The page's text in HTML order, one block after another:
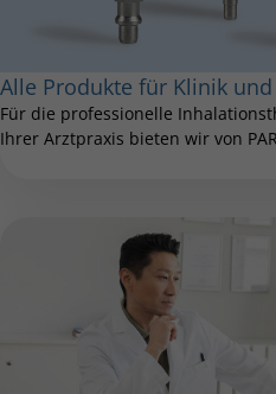
Alle Produkte für Klinik und
Für die professionelle
Ihrer Arztpraxis bie­ten wir von